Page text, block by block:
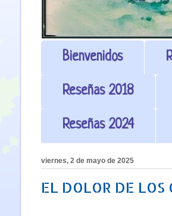
Bienvenidos
Reseñas 2018
Reseñas 2024
viernes, 2 de mayo de 2025
EL DOLOR DE